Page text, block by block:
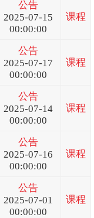
公告
2025-07-15
00:00:00
课程
公告
2025-07-17
00:00:00
课程
公告
2025-07-14
00:00:00
课程
公告
2025-07-16
00:00:00
课程
公告
2025-07-01
00:00:00
课程